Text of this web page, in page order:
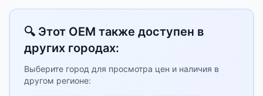
🔍 Этот OEM также доступен в
других городах:
Выберите город для просмотра цен и наличия в
другом регионе: